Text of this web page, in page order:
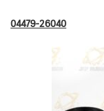
04479-26040